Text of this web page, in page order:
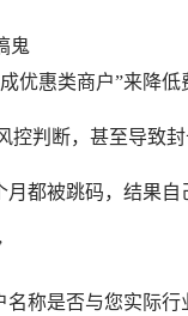
鬼
优惠类商户”来降
控判断，甚至导致封
都被跳码，结果
称是否与您实际行